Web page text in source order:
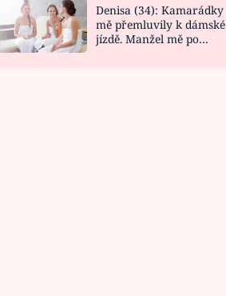
Denisa (34): Kamarádky
mě přemluvily k dámské
jízdě. Manžel mě po